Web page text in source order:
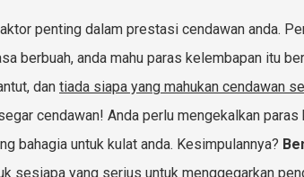
penting dalam prestasi cendawan anda.
berbuah, anda mahu paras kelembapan itu
dan tiada siapa yang mahukan cendawan
cendawan! Anda perlu mengekalkan
bahagia untuk kulat anda. Kesimpulannya?
sesiapa yang serius untuk menggegarkan